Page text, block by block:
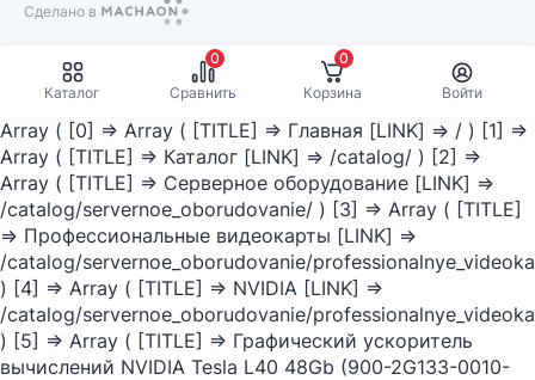
Сделано в
Machaon
Каталог
0
Сравнить
0
Корзина
Войти
Array ( [0] => Array ( [TITLE] => Главная [LINK] => / ) [1] =>
Array ( [TITLE] => Каталог [LINK] => /catalog/ ) [2] =>
Array ( [TITLE] => Серверное оборудование [LINK] =>
/catalog/servernoe_oborudovanie/ ) [3] => Array ( [TITLE]
=> Профессиональные видеокарты [LINK] =>
/catalog/servernoe_oborudovanie/
) [4] => Array ( [TITLE] => NVIDIA [LINK] =>
/catalog/servernoe_oborudovanie/
) [5] => Array ( [TITLE] => Графический ускоритель
вычислений NVIDIA Tesla L40 48Gb (900-2G133-0010-